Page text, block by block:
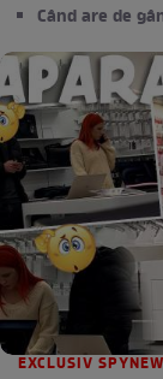
Când are de
EXCLUSIV